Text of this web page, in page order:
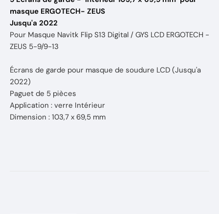
masque ERGOTECH- ZEUS
Jusqu'a 2022
Pour Masque Navitk Flip S13 Digital / GYS LCD ERGOTECH -
ZEUS 5-9/9-13
Écrans de garde pour masque de soudure LCD (Jusqu'a
2022)
Paguet de 5 pièces
Application : verre Intérieur
Dimension : 103,7 x 69,5 mm